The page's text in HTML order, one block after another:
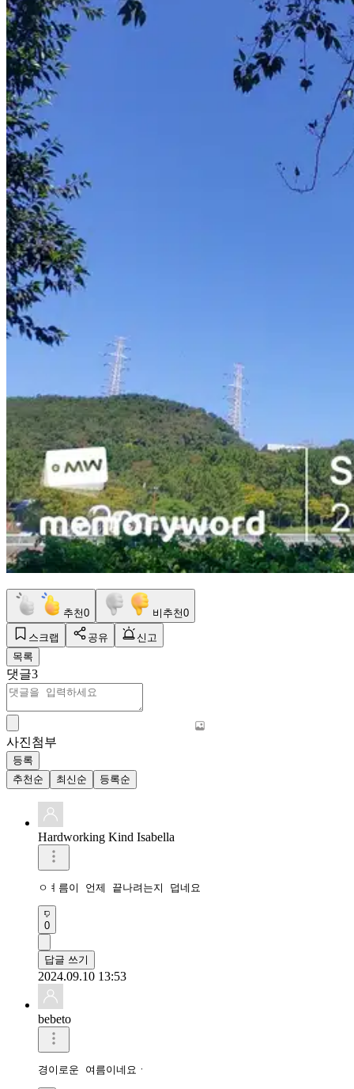
추천0 비추천0
스크랩 공유
신고
목록
댓글3
사진첨부
등록
추천순
최신순 등록순
Hardworking Kind Isabella
ㅇㅕ름이 언제 끝나려는지 덥네요
0
답글 쓰기
2024.09.10 13:53
bebeto
경이로운 여름이네요ㆍ